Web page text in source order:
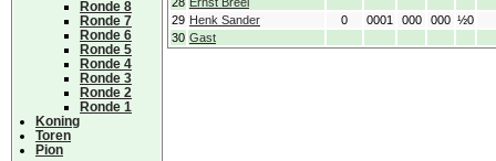
Ronde 8
Ronde 7
Ronde 6
Ronde 5
Ronde 4
Ronde 3
Ronde 2
Ronde 1
Koning
Toren
Pion
29 Henk Sander 0 0001 000 000 ½0
30 Gast